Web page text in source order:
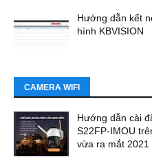
Hướng dẫn kết
hình KBVISION
CAMERA WIFI
Hướng dẫn cài
S22FP-IMOU
vừa ra mắt 2021